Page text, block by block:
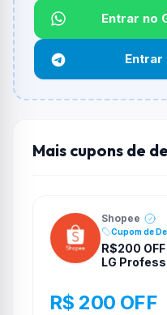
Não informado ou sem
Funciona em qualquer
Não necessariamente.
e alguns vendedores
não aceitar cupons.
Entrar no
Entrar
Mais cupons de
Shopee
Cupom de
R$200
LG
R$ 200 OFF